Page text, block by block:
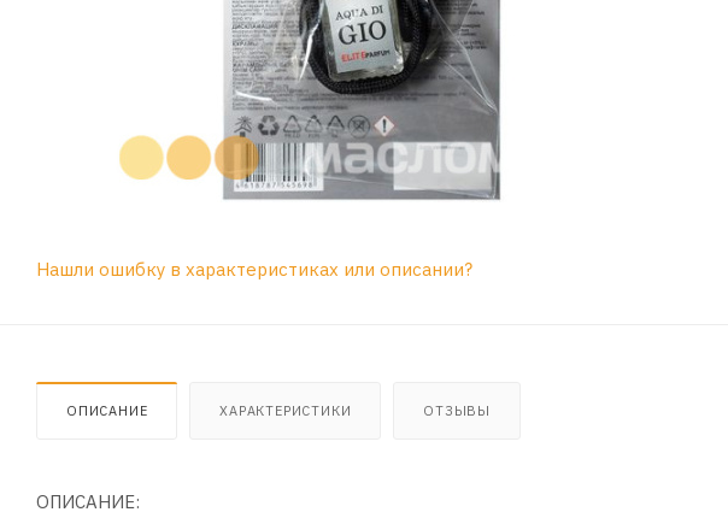
Нашли ошибку в характеристиках или описании?
ОПИСАНИЕ ХАРАКТЕРИСТИКИ ОТЗЫВЫ
ОПИСАНИЕ: